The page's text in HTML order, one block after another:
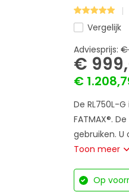
Vergelijk
Adviesprijs:€
€
€
De RL750L-
FATMAX®.
gebruiken.
Toon meer
Op